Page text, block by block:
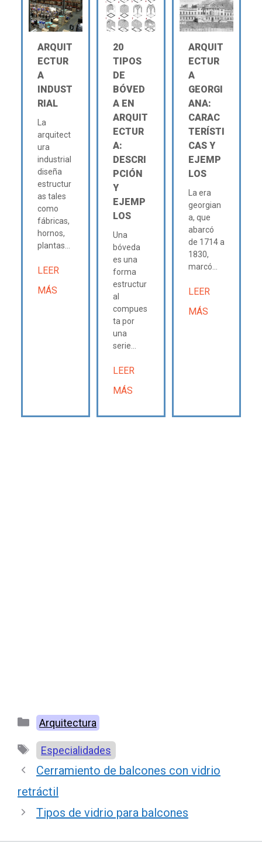
ARQUIT
ECTUR
A
INDUST
RIAL
La
arquitect
ura
industrial
diseña
estructur
as tales
como
fábricas,
hornos,
plantas...
LEER
MÁS
20
TIPOS
DE
BÓVED
A EN
ARQUIT
ECTUR
A:
DESCRI
PCIÓN
Y
EJEMP
LOS
Una
bóveda
es una
forma
estructur
al
compues
ta por
una
serie...
LEER
MÁS
ARQUIT
ECTUR
A
GEORGI
ANA:
CARAC
TERÍSTI
CAS Y
EJEMP
LOS
La era
georgian
a, que
abarcó
de 1714 a
1830,
marcó...
LEER
MÁS
Categorías
Arquitectura
Etiquetas
Especialidades
Cerramiento de balcones con vidrio
retráctil
Tipos de vidrio para balcones